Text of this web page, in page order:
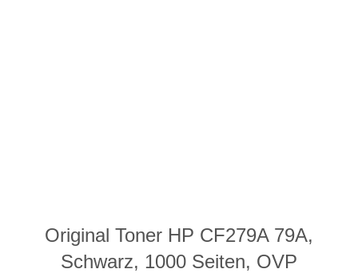
Original Toner HP CF279A 79A,
Schwarz, 1000 Seiten, OVP